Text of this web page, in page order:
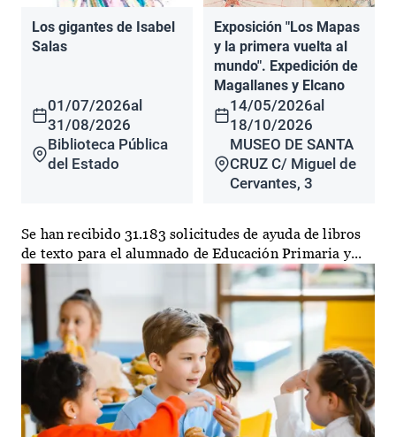
Los gigantes de Isabel
Salas
01/07/2026al
31/08/2026
Biblioteca Pública
del Estado
Exposición "Los Mapas
y la primera vuelta al
mundo". Expedición de
Magallanes y Elcano
14/05/2026al
18/10/2026
MUSEO DE SANTA
CRUZ C/ Miguel de
Cervantes, 3
Se han recibido 31.183 solicitudes de ayuda de libros
de texto para el alumnado de Educación Primaria y...